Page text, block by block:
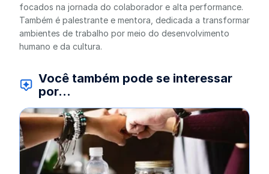
focados na jornada do colaborador e alta performance.
Também é palestrante e mentora, dedicada a transformar
ambientes de trabalho por meio do desenvolvimento
humano e da cultura.
Você também pode se interessar
por...